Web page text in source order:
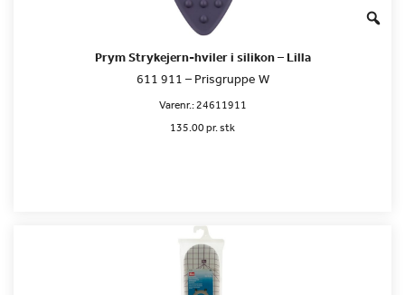
Prym Strykejern-hviler i silikon – Lilla
611 911 – Prisgruppe W
Varenr.:24611911
135.00 pr. stk